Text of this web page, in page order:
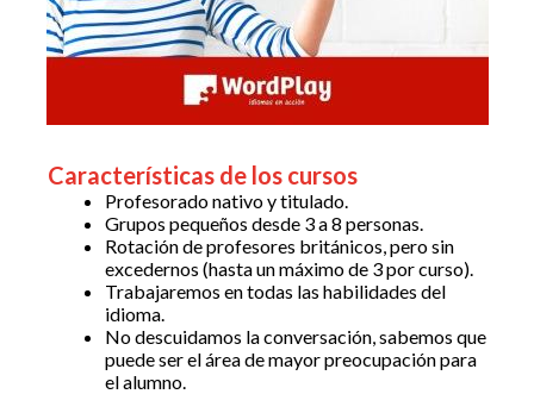
Características de los cursos
Profesorado nativo y titulado.
Grupos pequeños desde 3 a 8 personas.
Rotación de profesores británicos, pero sin
excedernos (hasta un máximo de 3 por curso).
Trabajaremos en todas las habilidades del
idioma.
No descuidamos la conversación, sabemos que
puede ser el área de mayor preocupación para
el alumno.